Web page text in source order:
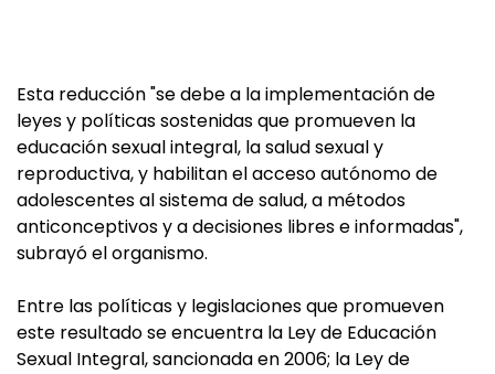
Esta reducción "se debe a la implementación de
leyes y políticas sostenidas que promueven la
educación sexual integral, la salud sexual y
reproductiva, y habilitan el acceso autónomo de
adolescentes al sistema de salud, a métodos
anticonceptivos y a decisiones libres e informadas",
subrayó el organismo.
Entre las políticas y legislaciones que promueven
este resultado se encuentra la Ley de Educación
Sexual Integral, sancionada en 2006; la Ley de